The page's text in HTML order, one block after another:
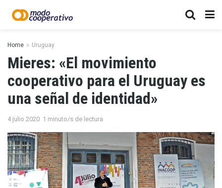
Home Uruguay
Mieres: «El movimiento
cooperativo para el Uruguay es
una señal de identidad»
4 julio 2020 1 minuto/s de lectura